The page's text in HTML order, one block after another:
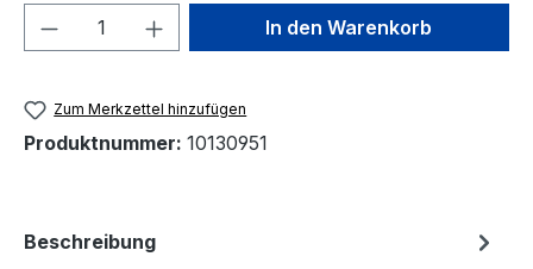
Produkt Anzahl: Gib denIn den Warenkorb
Zum Merkzettel hinzufügen
Produktnummer: 10130951
Beschreibung